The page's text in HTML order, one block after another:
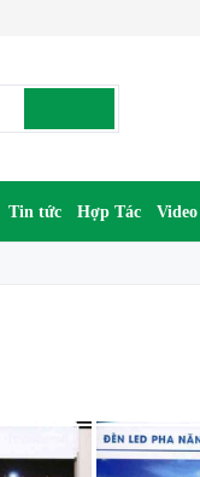
Tin tức Hợp Tác Video